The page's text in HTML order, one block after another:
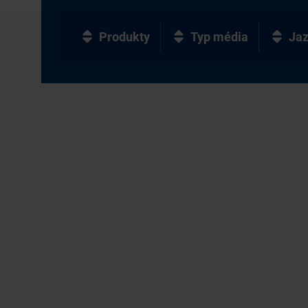
Produkty Typ média